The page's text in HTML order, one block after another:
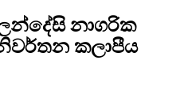
නාගරික
කලාපීය